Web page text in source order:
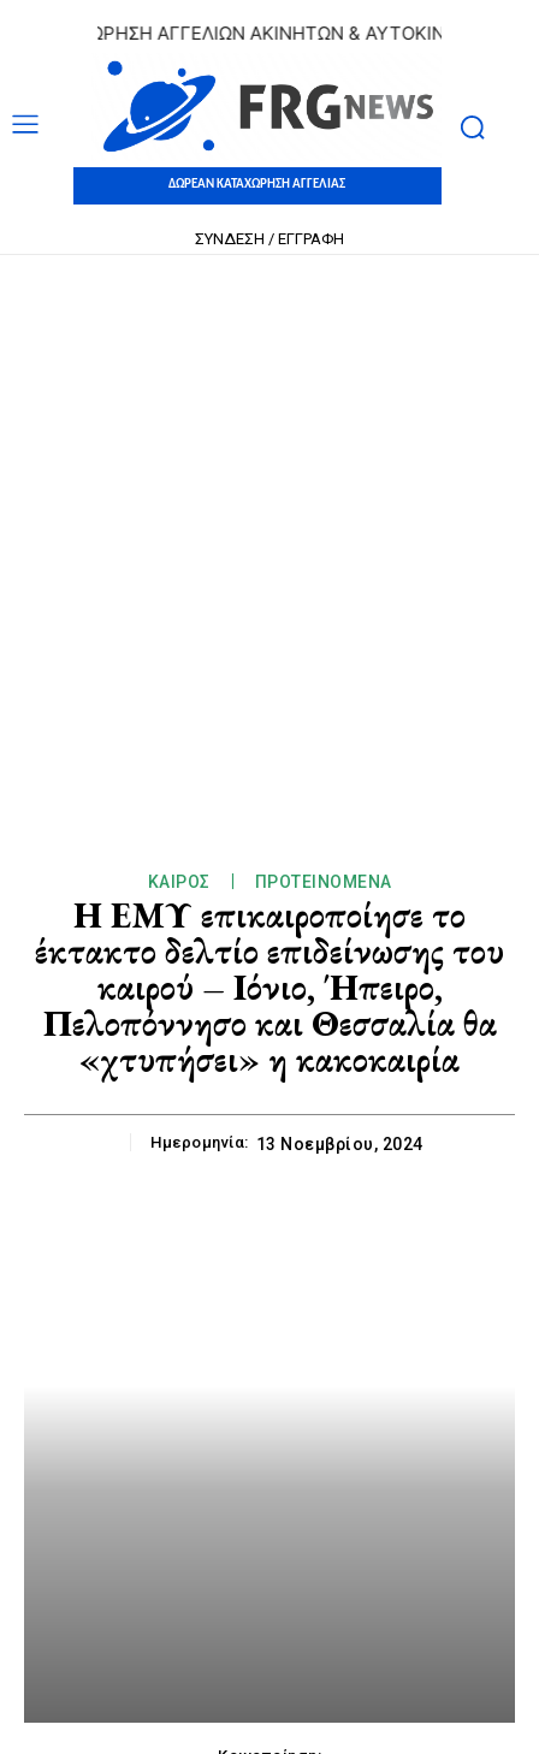
ΑΓΓΕΛΙΩΝ ΑΚΙΝΗΤΩΝ & ΑΥΤΟΚΙΝΗΤΩΝ |
ΔΩΡΕΑΝ ΚΑΤΑΧΩΡΗΣΗ ΑΓΓΕΛΙΑΣ
ΣΥΝΔΕΣΗ / ΕΓΓΡΑΦΗ
ΚΑΙΡΌΣ ΠΡΟΤΕΙΝΌΜΕΝΑ
Η ΕΜΥ επικαιροποίησε το
έκτακτο δελτίο επιδείνωσης του
καιρού – Ιόνιο, Ήπειρο,
Πελοπόννησο και Θεσσαλία θα
«χτυπήσει» η κακοκαιρία
Ημερομηνία: 13 Νοεμβρίου, 2024